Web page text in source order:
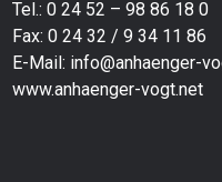
Tel.: 0 24 52 – 98 86 18 0
Fax: 0 24 32 / 9 34 11 86
E-Mail: info@anhaenger-
www.anhaenger-vogt.net